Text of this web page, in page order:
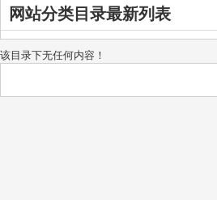
网站分类目录最新列表
该目录下无任何内容！